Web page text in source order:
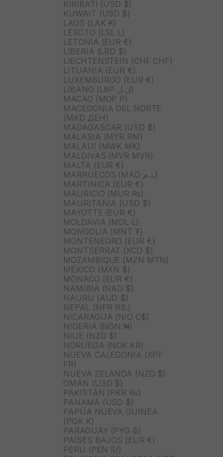
KIRIBATI (USD $)
KUWAIT (USD $)
LAOS (LAK ₭)
LESOTO (LSL L)
LETONIA (EUR €)
LIBERIA (LRD $)
LIECHTENSTEIN (CHF CHF)
LITUANIA (EUR €)
LUXEMBURGO (EUR €)
LÍBANO (LBP ل.ل)
MACAO (MOP P)
MACEDONIA DEL NORTE
(MKD ДЕН)
MADAGASCAR (USD $)
MALASIA (MYR RM)
MALAUI (MWK MK)
MALDIVAS (MVR MVR)
MALTA (EUR €)
MARRUECOS (MAD د.م.)
MARTINICA (EUR €)
MAURICIO (MUR ₨)
MAURITANIA (USD $)
MAYOTTE (EUR €)
MOLDAVIA (MDL L)
MONGOLIA (MNT ₮)
MONTENEGRO (EUR €)
MONTSERRAT (XCD $)
MOZAMBIQUE (MZN MTN)
MÉXICO (MXN $)
MÓNACO (EUR €)
NAMIBIA (NAD $)
NAURU (AUD $)
NEPAL (NPR RS.)
NICARAGUA (NIO C$)
NIGERIA (NGN ₦)
NIUE (NZD $)
NORUEGA (NOK KR)
NUEVA CALEDONIA (XPF
FR)
NUEVA ZELANDA (NZD $)
OMÁN (USD $)
PAKISTÁN (PKR ₨)
PANAMÁ (USD $)
PAPÚA NUEVA GUINEA
(PGK K)
PARAGUAY (PYG ₲)
PAÍSES BAJOS (EUR €)
PERÚ (PEN S/)